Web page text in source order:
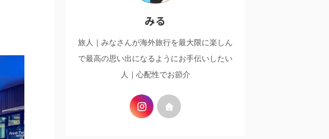
みる
旅人｜みなさんが海外旅行を最大限に楽しん
で最高の思い出になるようにお手伝いしたい
人｜心配性でお節介